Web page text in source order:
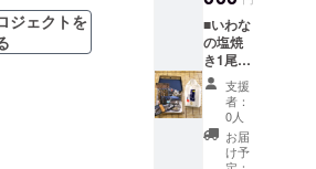
麓にたくさ
皆様にお出
ジェクトを
り）の
川魚三
昧セッ
ト ※い
わな提
供・・
・小坂
町淡水
魚養殖
■いわな
の塩焼
き1尾無
料（当
日お越
しに
なった
方の
支援
者：
0人
お届
け予